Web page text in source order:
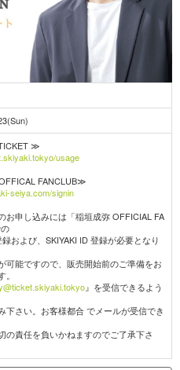
≫
usage
FANCLUB≫
seiya.com/signin
お申し込みには「稲垣成弥 OFFICIAL FA
および、SKIYAKI ID 登録が必要となり
可能ですので、販売開始前のご準備をお
』を受信できるよう
下さい。お客様都合 でメールが受信でき
の責任を負いかねますのでご了承下さ